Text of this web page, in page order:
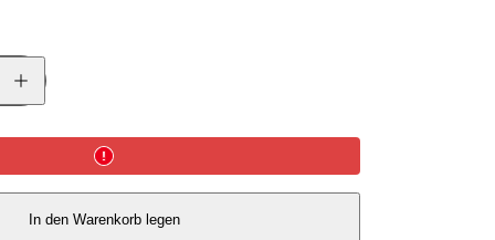
für
Gränsfors
erhöhen
In den Warenkorb legen